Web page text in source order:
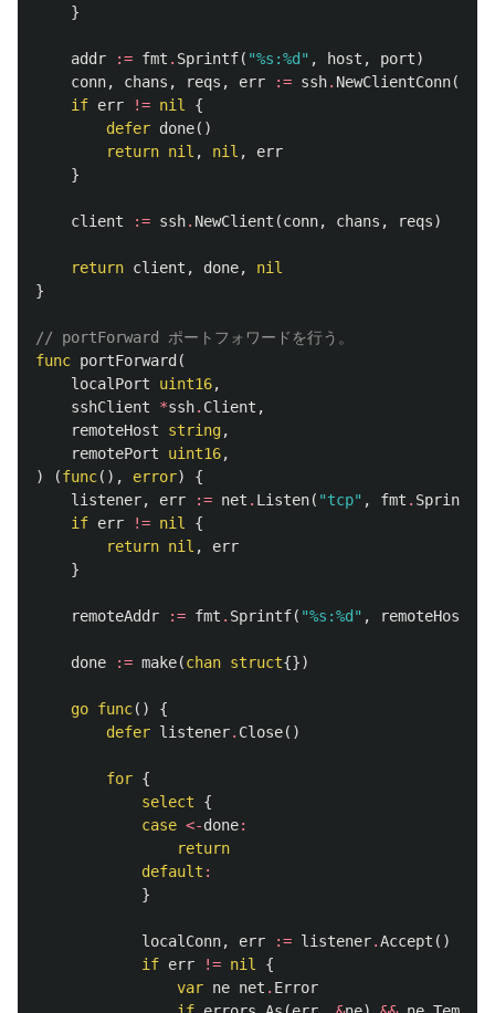
}
addr := fmt . Sprintf( "%s:%d" , host , port)
conn, chans , reqs , err := ssh. NewClientConn(
if err != nil
{
defer done()
return nil , nil ,
err
}
client := ssh. NewClient (conn, chans , reqs)
return client , done,
nil
}
// portForward ポートフォワードを行う。
func portForward (
localPort
uint16,
sshClient
*ssh. Client ,
remoteHost
string,
remotePort
uint16,
)
(func(), error)
{
listener, err := net . Listen( "tcp" , fmt . Sprintf
if err != nil
{
return nil ,
err
}
remoteAddr := fmt . Sprintf( "%s:%d" , remoteHost
done := make(chan struct{})
go func()
{
defer listener. Close()
for {
select
{
case <-done:
return
default :
}
localConn, err := listener.Accept ()
if err != nil
{
var ne net . Error